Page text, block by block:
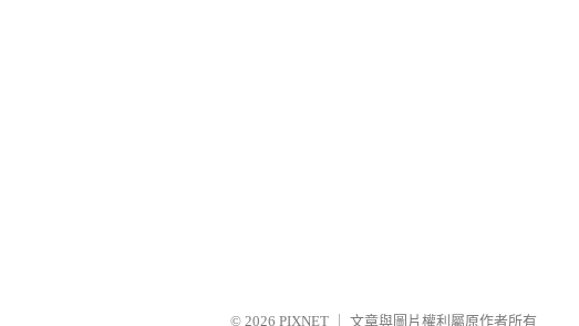
© 2026 PIXNET 文章與圖片權利屬原作者所有